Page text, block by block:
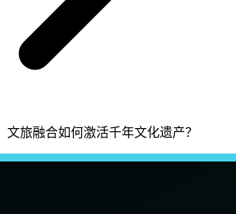
文旅融合如何激活千年文化遗产？